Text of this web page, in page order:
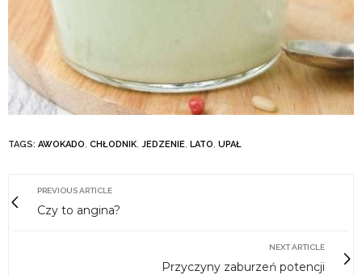
TAGS: AWOKADO, CHŁODNIK, JEDZENIE, LATO, UPAŁ
PREVIOUS ARTICLE
Czy to angina?
NEXT ARTICLE
Przyczyny zaburzeń potencji